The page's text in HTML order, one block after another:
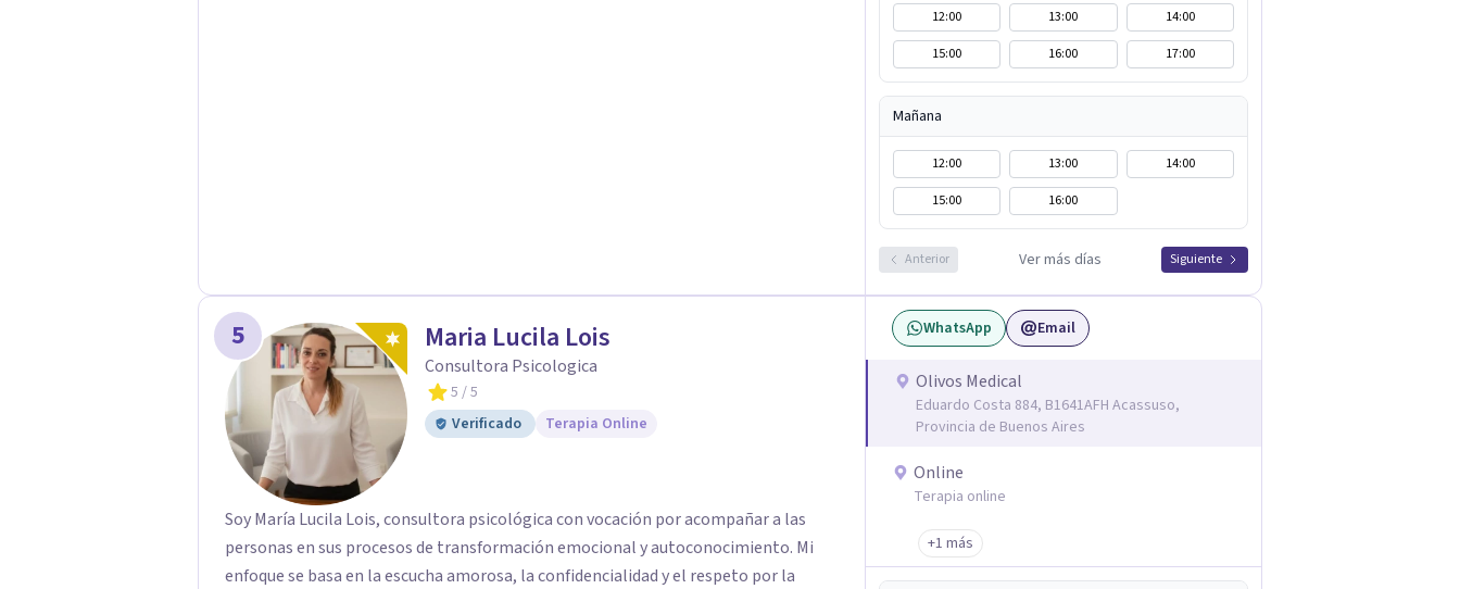
12:00 13:00
14:00
15:00
16:00 17:00
Mañana
12:00 13:00
14:00
15:00
16:00
Anterior Ver más días Siguiente
5 Maria Lucila Lois
Consultora Psicologica
5 / 5
Verificado
Terapia Online
Soy María Lucila Lois, consultora psicológica con vocación por acompañar a las
personas en sus procesos de transformación emocional y autoconocimiento. Mi
enfoque se basa en la escucha amorosa, la confidencialidad y el respeto por la
WhatsApp Email
Olivos Medical
Eduardo Costa 884, B1641AFH Acassuso,
Provincia de Buenos Aires
Online
Terapia online
+1 más